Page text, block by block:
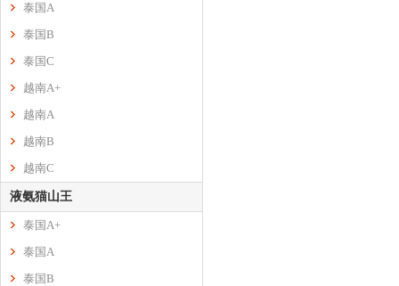
泰国A
泰国B
泰国C
越南A+
越南A
越南B
越南C
液氨猫山王
泰国A+
泰国A
泰国B